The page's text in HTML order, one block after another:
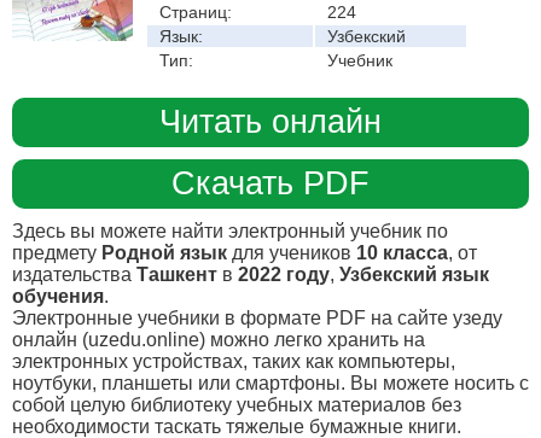
Страниц:
224
Язык:
Узбекский
Тип:
Учебник
Читать онлайн
Скачать PDF
Здесь вы можете найти электронный учебник по
предмету Родной язык для учеников 10 класса, от
издательства Ташкент в 2022 году, Узбекский язык
обучения.
Электронные учебники в формате PDF на сайте узеду
онлайн (uzedu.online) можно легко хранить на
электронных устройствах, таких как компьютеры,
ноутбуки, планшеты или смартфоны. Вы можете носить с
собой целую библиотеку учебных материалов без
необходимости таскать тяжелые бумажные книги.